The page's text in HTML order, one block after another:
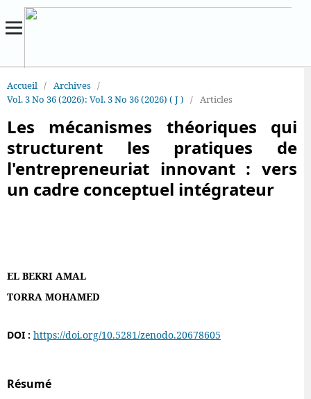
Accueil / Archives /
Vol. 3 No 36 (2026): Vol. 3 No 36 (2026) ( J ) / Articles
Les mécanismes théoriques qui
structurent les pratiques de
l'entrepreneuriat innovant : vers
un cadre conceptuel intégrateur
EL BEKRI AMAL
TORRA MOHAMED
DOI : https://doi.org/10.5281/zenodo.20678605
Résumé